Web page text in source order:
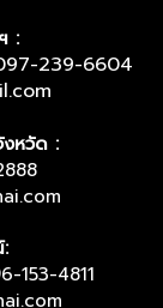
:
239-6604
หวัด :
153-4811